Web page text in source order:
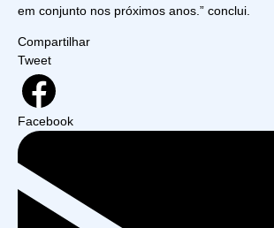
em conjunto nos próximos anos.” conclui.
Compartilhar
Tweet
Facebook